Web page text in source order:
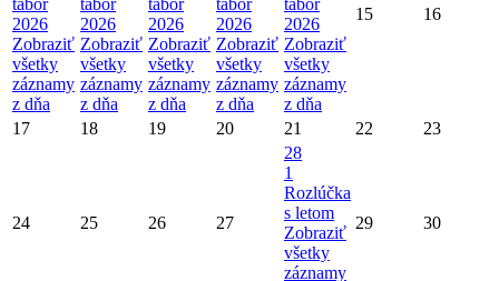
2026
Zobraziť
všetky
záznamy
z dňa
2026
Zobraziť
všetky
záznamy
z dňa
2026
Zobraziť
všetky
záznamy
z dňa
2026
Zobraziť
všetky
záznamy
z dňa
2026
Zobraziť
všetky
záznamy
z dňa
15 16
17 18 19 20 21 22 23
24 25 26 27
28
1
Rozlúčka
s letom
Zobraziť
všetky
záznamy
29 30